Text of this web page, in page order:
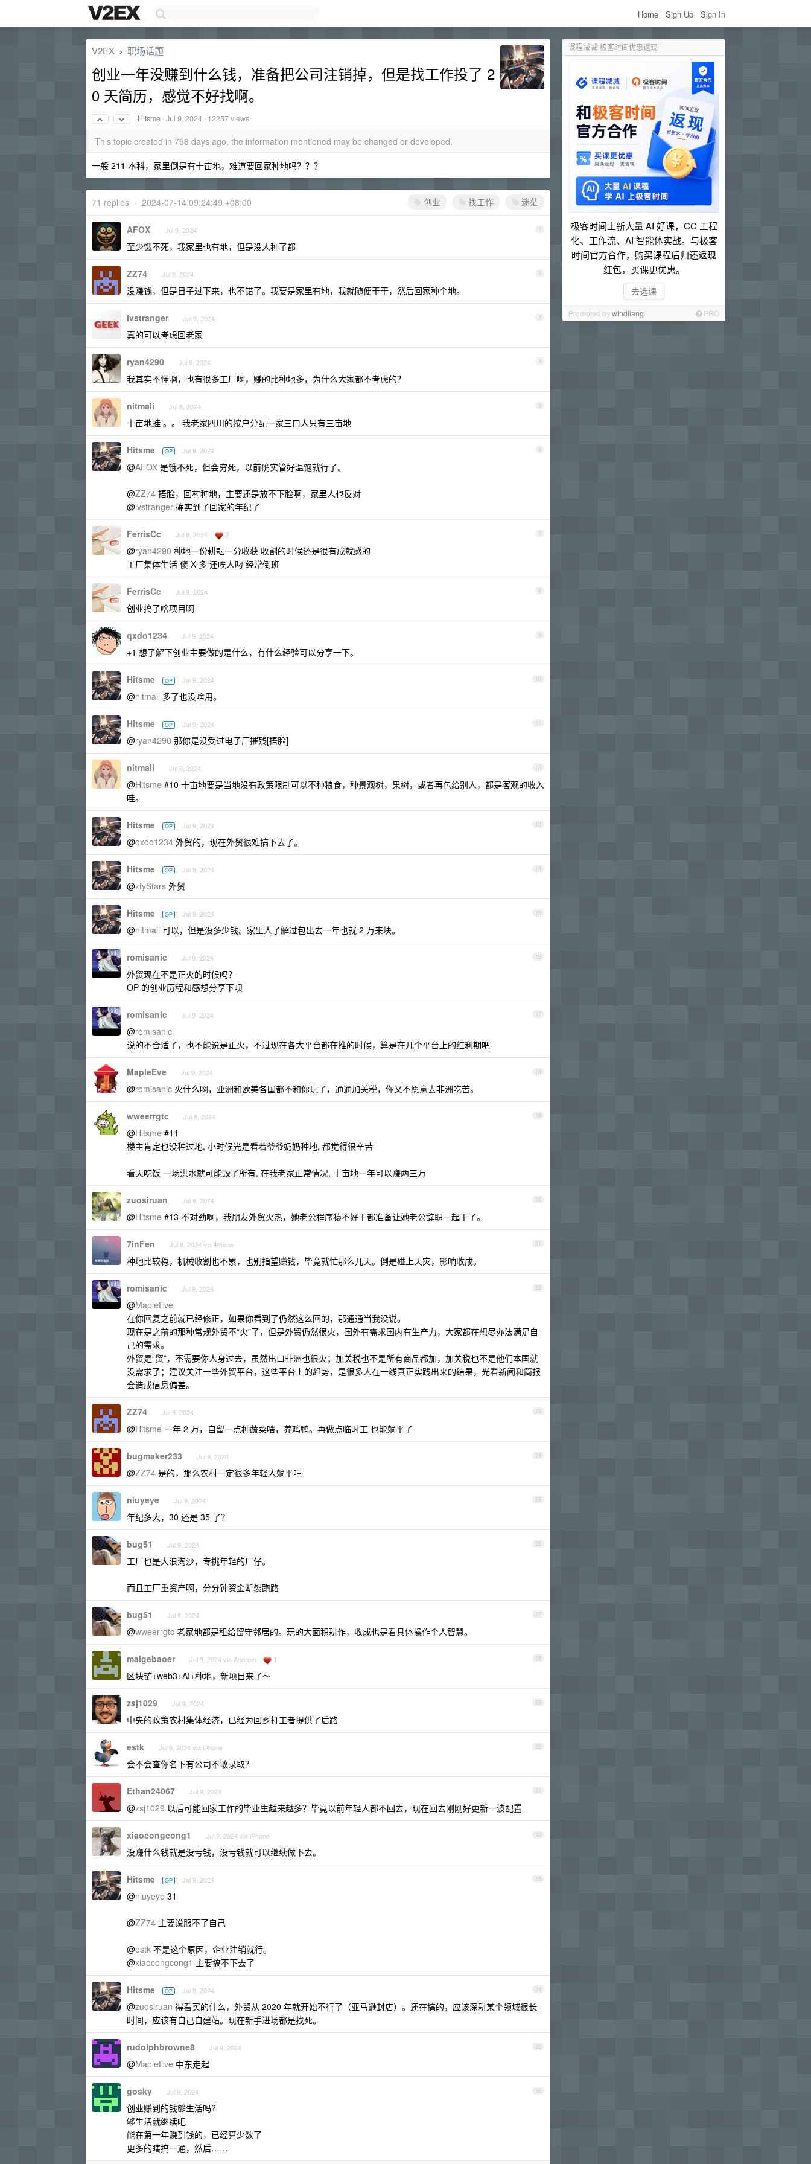
Home Sign Up Sign In
课程减减-极客时间优惠返现
极客时间上新大量 AI 好课，CC 工程
化、工作流、AI 智能体实战。与极客
时间官方合作，购买课程后归还返现
红包，买课更优惠。
去选课
Promoted bywindliang PRO
V2EX › 职场话题
创业一年没赚到什么钱，准备把公司注销掉，但是找工作投了 2
0 天简历，感觉不好找啊。
Hitsme ·Jul 9, 2024 · 12257 views
This topic created in 758 days ago, the information mentioned may be changed or developed.
一般 211 本科，家里倒是有十亩地，难道要回家种地吗？？？
创业 找工作 迷茫
71 replies • 2024-07-14 09:24:49 +08:00
1
AFOX Jul 9, 2024
至少饿不死，我家里也有地，但是没人种了都
2
ZZ74 Jul 9, 2024
没赚钱，但是日子过下来，也不错了。我要是家里有地，我就随便干干，然后回家种个地。
3
ivstranger Jul 9, 2024
真的可以考虑回老家
4
ryan4290 Jul 9, 2024
我其实不懂啊，也有很多工厂啊，赚的比种地多，为什么大家都不考虑的？
5
nitmali Jul 9, 2024
十亩地蛙 。。 我老家四川的按户分配一家三口人只有三亩地
6
Hitsme OP Jul 9, 2024
@AFOX 是饿不死，但会穷死，以前确实管好温饱就行了。
@ZZ74 捂脸，回村种地，主要还是放不下脸啊，家里人也反对
@ivstranger 确实到了回家的年纪了
7
FerrisCc Jul 9, 2024 2
@ryan4290 种地一份耕耘一分收获 收割的时候还是很有成就感的
工厂集体生活 傻 X 多 还唉人叼 经常倒班
8
FerrisCc Jul 9, 2024
创业搞了啥项目啊
9
qxdo1234 Jul 9, 2024
+1 想了解下创业主要做的是什么，有什么经验可以分享一下。
10
Hitsme OP Jul 9, 2024
@nitmali 多了也没啥用。
11
Hitsme OP Jul 9, 2024
@ryan4290 那你是没受过电子厂摧残[捂脸]
12
nitmali Jul 9, 2024
@Hitsme #10 十亩地要是当地没有政策限制可以不种粮食，种景观树，果树，或者再包给别人，都是客观的收入
哇。
13
Hitsme OP Jul 9, 2024
@qxdo1234 外贸的，现在外贸很难搞下去了。
14
Hitsme OP Jul 9, 2024
@zfyStars 外贸
15
Hitsme OP Jul 9, 2024
@nitmali 可以，但是没多少钱。家里人了解过包出去一年也就 2 万来块。
16
romisanic Jul 9, 2024
外贸现在不是正火的时候吗？
OP 的创业历程和感想分享下呗
17
romisanic Jul 9, 2024
@romisanic
说的不合适了，也不能说是正火，不过现在各大平台都在推的时候，算是在几个平台上的红利期吧
18
MapleEve Jul 9, 2024
@romisanic 火什么啊，亚洲和欧美各国都不和你玩了，通通加关税，你又不愿意去非洲吃苦。
19
wweerrgtc Jul 9, 2024
@Hitsme #11
楼主肯定也没种过地, 小时候光是看着爷爷奶奶种地, 都觉得很辛苦
看天吃饭 一场洪水就可能毁了所有, 在我老家正常情况, 十亩地一年可以赚两三万
20
zuosiruan Jul 9, 2024
@Hitsme #13 不对劲啊，我朋友外贸火热，她老公程序猿不好干都准备让她老公辞职一起干了。
21
7inFen Jul 9, 2024 via iPhone
种地比较稳，机械收割也不累，也别指望赚钱，毕竟就忙那么几天。倒是碰上天灾，影响收成。
22
romisanic Jul 9, 2024
@MapleEve
在你回复之前就已经修正，如果你看到了仍然这么回的，那通通当我没说。
现在是之前的那种常规外贸不“火”了，但是外贸仍然很火，国外有需求国内有生产力，大家都在想尽办法满足自
己的需求。
外贸是“贸”，不需要你人身过去，虽然出口非洲也很火；加关税也不是所有商品都加，加关税也不是他们本国就
没需求了；建议关注一些外贸平台，这些平台上的趋势，是很多人在一线真正实践出来的结果，光看新闻和简报
会造成信息偏差。
23
ZZ74 Jul 9, 2024
@Hitsme 一年 2 万，自留一点种蔬菜啥，养鸡鸭。再做点临时工 也能躺平了
24
bugmaker233 Jul 9, 2024
@ZZ74 是的，那么农村一定很多年轻人躺平吧
25
niuyeye Jul 9, 2024
年纪多大，30 还是 35 了？
26
bug51 Jul 9, 2024
工厂也是大浪淘沙，专挑年轻的厂仔。
而且工厂重资产啊，分分钟资金断裂跑路
27
bug51 Jul 9, 2024
@wweerrgtc 老家地都是租给留守邻居的。玩的大面积耕作，收成也是看具体操作个人智慧。
28
maigebaoer Jul 9, 2024 via Android 1
区块链+web3+AI+种地，新项目来了～
29
zsj1029 Jul 9, 2024
中央的政策农村集体经济，已经为回乡打工者提供了后路
30
estk Jul 9, 2024 via iPhone
会不会查你名下有公司不敢录取？
31
Ethan24067 Jul 9, 2024
@zsj1029 以后可能回家工作的毕业生越来越多？毕竟以前年轻人都不回去，现在回去刚刚好更新一波配置
32
xiaocongcong1 Jul 9, 2024 via iPhone
没赚什么钱就是没亏钱，没亏钱就可以继续做下去。
33
Hitsme OP Jul 9, 2024
@niuyeye 31
@ZZ74 主要说服不了自己
@estk 不是这个原因，企业注销就行。
@xiaocongcong1 主要搞不下去了
34
Hitsme OP Jul 9, 2024
@zuosiruan 得看买的什么，外贸从 2020 年就开始不行了（亚马逊封店）。还在搞的，应该深耕某个领域很长
时间，应该有自己自建站。现在新手进场都是找死。
35
rudolphbrowne8 Jul 9, 2024
@MapleEve 中东走起
36
gosky Jul 9, 2024
创业赚到的钱够生活吗?
够生活就继续吧
能在第一年赚到钱的，已经算少数了
更多的瞎搞一通，然后……